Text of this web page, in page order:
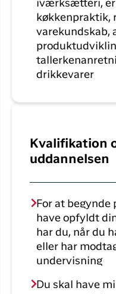
iværksætteri,
køkkenpraktik,
varekundskab,
drikkevarer
Kvalifikation
uddannelsen
For at begynde
have opfyldt
har du, når du
eller har
undervisning
Du skal have